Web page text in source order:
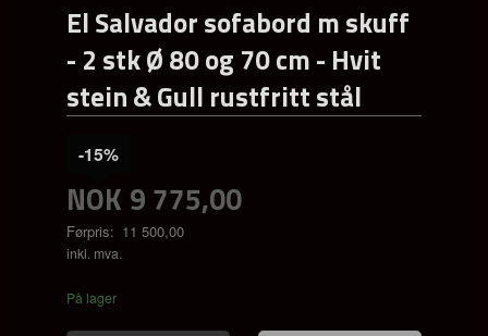
El Salvador sofabord m skuff
- 2 stk Ø 80 og 70 cm - Hvit
stein & Gull rustfritt stål
NOK 9 775,00
Førpris: 11 500,00
Rabatt
-15%
inkl. mva.
På lager